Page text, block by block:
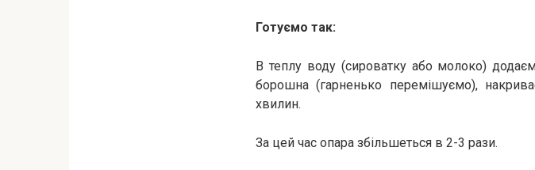
Готуємо так:
В теплу воду (сироватку або молоко)
борошна (гарненько перемішуємо),
хвилин.
За цей час опара збільшеться в 2-3 рази.